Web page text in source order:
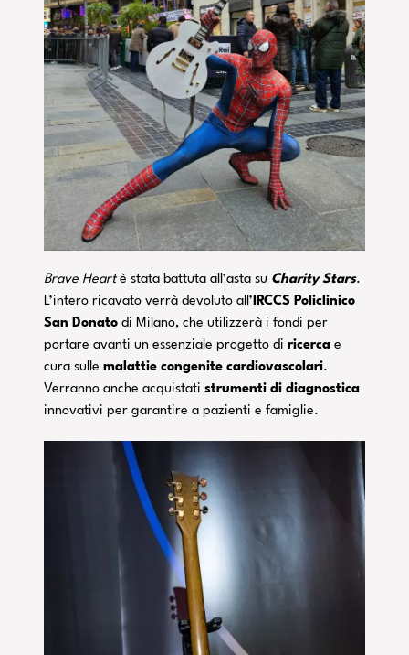
Brave Heartè stata battuta all’asta su Charity Stars.
L’intero ricavato verrà devoluto all’IRCCS Policlinico
San Donato di Milano, che utilizzerà i fondi per
portare avanti un essenziale progetto diricerca e
cura sullemalattie congenite cardiovascolari.
Verranno anche acquistatistrumenti di diagnostica
innovativi per garantire a pazienti e famiglie.